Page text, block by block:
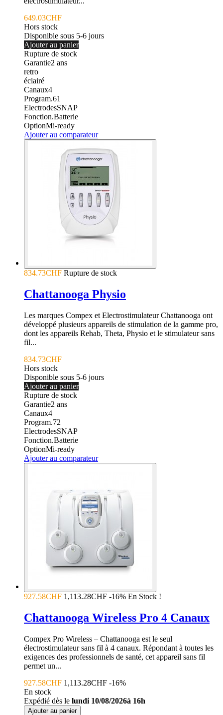
649.03CHF
Hors stock
Disponible sous 5-6 jours
Ajouter au panier
Rupture de stock
Garantie2 ans
retro
éclairé
Canaux4
Program.61
ElectrodesSNAP
Fonction.Batterie
OptionMi-ready
Ajouter au comparateur
834.73CHF Rupture de stock
Chattanooga Physio
Les marques Compex et Electrostimulateur Chattanooga ont
développé plusieurs appareils de stimulation de la gamme pro,
dont les appareils Rehab, Theta, Physio et le stimulateur sans
fil...
834.73CHF
Hors stock
Disponible sous 5-6 jours
Ajouter au panier
Rupture de stock
Garantie2 ans
Canaux4
Program.72
ElectrodesSNAP
Fonction.Batterie
OptionMi-ready
Ajouter au comparateur
927.58CHF 1,113.28CHF -16% En Stock !
Chattanooga Wireless Pro 4 Canaux
Compex Pro Wireless – Chattanooga est le seul
électrostimulateur sans fil à 4 canaux. Répondant à toutes les
exigences des professionnels de santé, cet appareil sans fil
permet un...
927.58CHF 1,113.28CHF -16%
En stock
Expédié dès le lundi 10/08/2026à 16h
Ajouter au panier